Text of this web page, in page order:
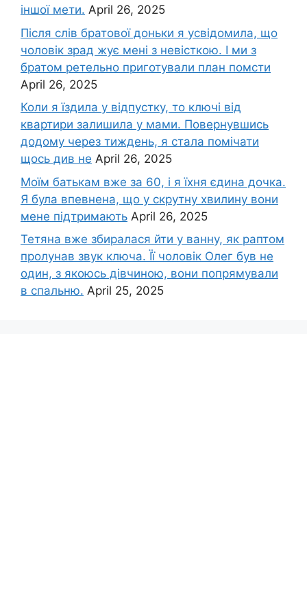
іншої мети. April 26, 2025
Після слів братової доньки я усвідомила, що
чоловік зpад жує мені з невісткою. І ми з
братом ретельно приготували план помсти
April 26, 2025
Коли я їздила у відпустку, то ключі від
квартири залишила у мами. Повернувшись
додому через тиждень, я стала помічати
щось див не April 26, 2025
Моїм батькам вже за 60, і я їхня єдина дочка.
Я була впевнена, що у скрутну хвилину вони
мене підтримають April 26, 2025
Тетяна вже збиралася йти у ванну, як раптом
пролунав звук ключа. Її чоловік Олег був не
один, з якоюсь дівчиною, вони попрямували
в спальню. April 25, 2025